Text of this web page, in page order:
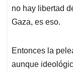
no hay libertad
Gaza, es eso.
Entonces la
aunque